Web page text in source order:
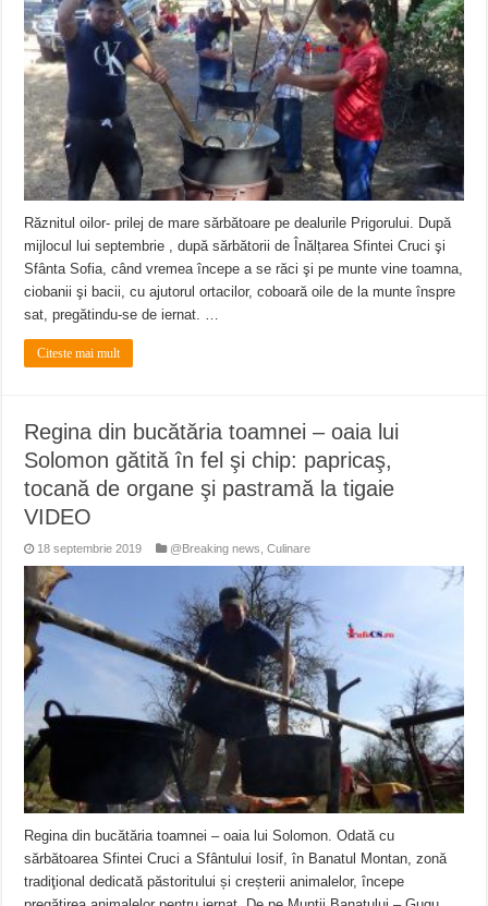
Răznitul oilor- prilej de mare sărbătoare pe dealurile Prigorului. După
mijlocul lui septembrie , după sărbătorii de Înălțarea Sfintei Cruci şi
Sfânta Sofia, când vremea începe a se răci şi pe munte vine toamna,
ciobanii şi bacii, cu ajutorul ortacilor, coboară oile de la munte înspre
sat, pregătindu-se de iernat. …
Citeste mai mult
Regina din bucătăria toamnei – oaia lui
Solomon gătită în fel şi chip: papricaş,
tocană de organe şi pastramă la tigaie
VIDEO
18 septembrie 2019 @Breaking news ,Culinare
Regina din bucătăria toamnei – oaia lui Solomon. Odată cu
sărbătoarea Sfintei Cruci a Sfântului Iosif, în Banatul Montan, zonă
tradiţional dedicată păstoritului și creșterii animalelor, începe